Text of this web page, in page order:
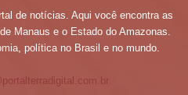
de notícias. Aqui você encontra as
Manaus e o Estado do Amazonas.
política no Brasil e no mundo.